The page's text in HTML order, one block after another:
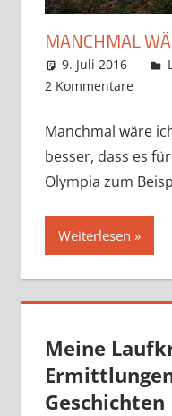
MANCHMAL
9. Juli 2016
2 Kommentare
Manchmal wäre
besser, dass es
Olympia zum
Weiterlesen
Meine
Geschichten